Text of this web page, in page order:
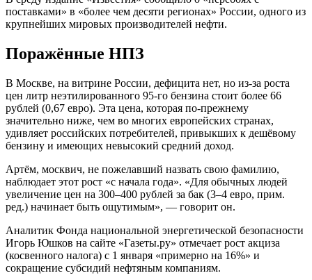
поставками» в «более чем десяти регионах» России, одного из
крупнейших мировых производителей нефти.
Поражённые НПЗ
В Москве, на витрине России, дефицита нет, но из-за роста
цен литр неэтилированного 95-го бензина стоит более 66
рублей (0,67 евро). Эта цена, которая по-прежнему
значительно ниже, чем во многих европейских странах,
удивляет российских потребителей, привыкших к дешёвому
бензину и имеющих невысокий средний доход.
Артём, москвич, не пожелавший назвать свою фамилию,
наблюдает этот рост «с начала года». «Для обычных людей
увеличение цен на 300–400 рублей за бак (3–4 евро, прим.
ред.) начинает быть ощутимым», — говорит он.
Аналитик Фонда национальной энергетической безопасности
Игорь Юшков на сайте «Газеты.ру» отмечает рост акциза
(косвенного налога) с 1 января «примерно на 16%» и
сокращение субсидий нефтяным компаниям.